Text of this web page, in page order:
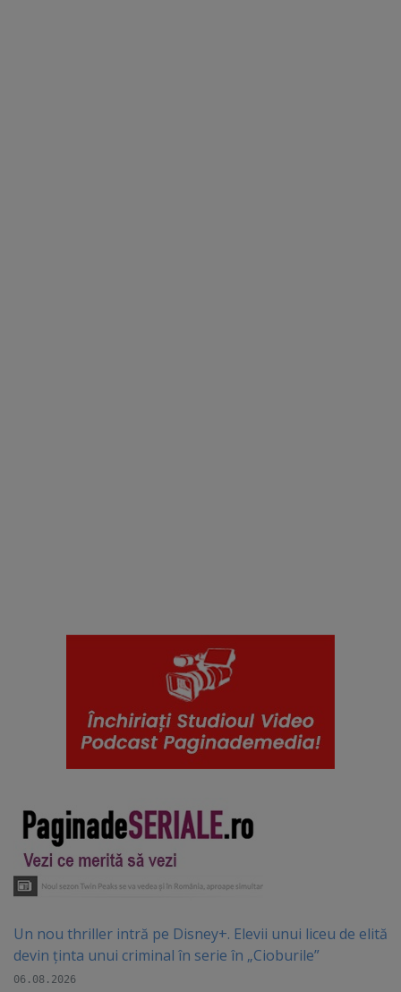
Un nou thriller intră pe Disney+. Elevii unui liceu de elită
devin ținta unui criminal în serie în „Cioburile”
06.08.2026